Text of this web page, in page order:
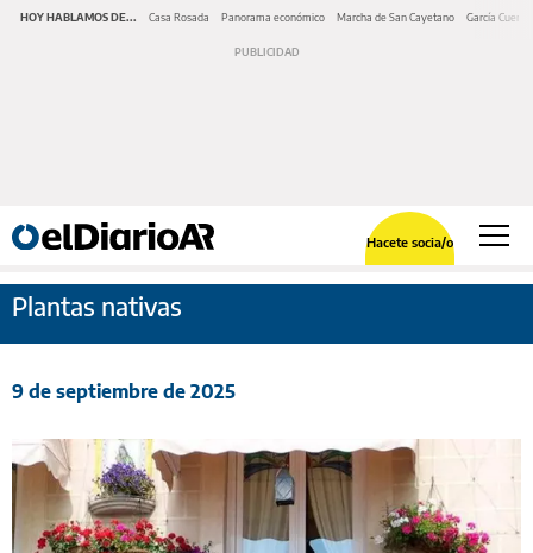
HOY HABLAMOS DE... Casa Rosada Panorama económico Marcha de San Cayetano García Cuerva
Hacete socia/o
Plantas nativas
9 de septiembre de 2025